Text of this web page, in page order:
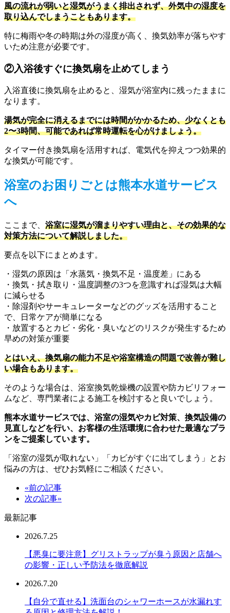
風の流れが弱いと湿気がうまく排出されず、外気中の湿度を
取り込んでしまうこともあります。
特に梅雨や冬の時期は外の湿度が高く、換気効率が落ちやす
いため注意が必要です。
②入浴後すぐに換気扇を止めてしまう
入浴直後に換気扇を止めると、湿気が浴室内に残ったままに
なります。
湯気が完全に消えるまでには時間がかかるため、少なくとも
2〜3時間、可能であれば常時運転を心がけましょう。
タイマー付き換気扇を活用すれば、電気代を抑えつつ効果的
な換気が可能です。
浴室のお困りごとは熊本水道サービス
へ
ここまで、 浴室に湿気が溜まりやすい理由と、その効果的な
対策方法について解説しました。
要点を以下にまとめます。
・湿気の原因は「水蒸気・換気不足・温度差」にある
・換気・拭き取り・温度調整の3つを意識すれば湿気は大幅
に減らせる
・除湿剤やサーキュレーターなどのグッズを活用すること
で、日常ケアが簡単になる
・放置するとカビ・劣化・臭いなどのリスクが発生するため
早めの対策が重要
とはいえ、換気扇の能力不足や浴室構造の問題で改善が難し
い場合もあります。
そのような場合は、浴室換気乾燥機の設置や防カビリフォー
ムなど、専門業者による施工を検討すると良いでしょう。
熊本水道サービスでは、浴室の湿気やカビ対策、換気設備の
見直しなどを行い、お客様の生活環境に合わせた最適なプラ
ンをご提案しています。
「浴室の湿気が取れない」「カビがすぐに出てしまう」とお
悩みの方は、ぜひお気軽にご相談ください。
«前の記事
次の記事»
最新記事
2026.7.25
【悪臭に要注意】グリストラップが臭う原因と店舗へ
の影響・正しい予防法を徹底解説
2026.7.20
【自分で直せる】洗面台のシャワーホースが水漏れす